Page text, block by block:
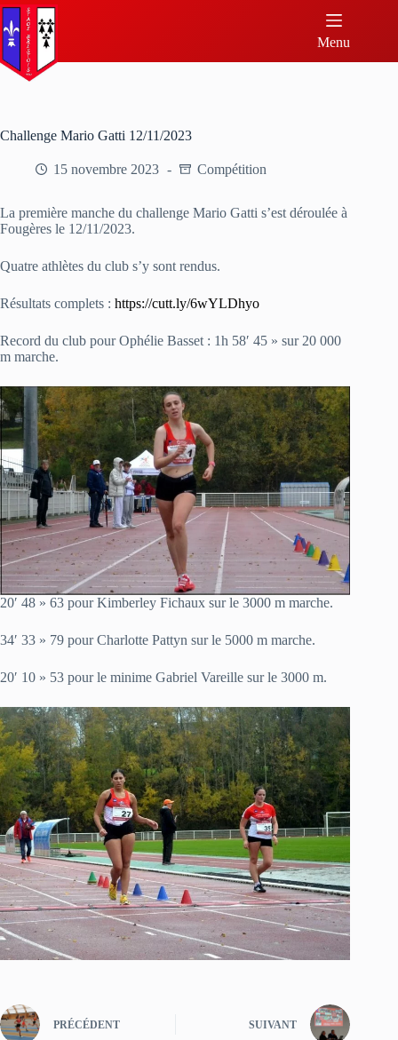
Menu
Challenge Mario Gatti 12/11/2023
15 novembre 2023 Compétition
La première manche du challenge Mario Gatti s’est déroulée à
Fougères le 12/11/2023.
Quatre athlètes du club s’y sont rendus.
Résultats complets : https://cutt.ly/6wYLDhyo
Record du club pour Ophélie Basset : 1h 58′ 45 » sur 20 000
m marche.
20′ 48 » 63 pour Kimberley Fichaux sur le 3000 m marche.
34′ 33 » 79 pour Charlotte Pattyn sur le 5000 m marche.
20′ 10 » 53 pour le minime Gabriel Vareille sur le 3000 m.
PRÉCÉDENT SUIVANT